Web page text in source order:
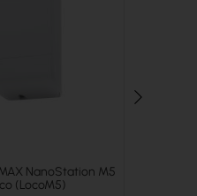
NanoStation M5
(LocoM5)